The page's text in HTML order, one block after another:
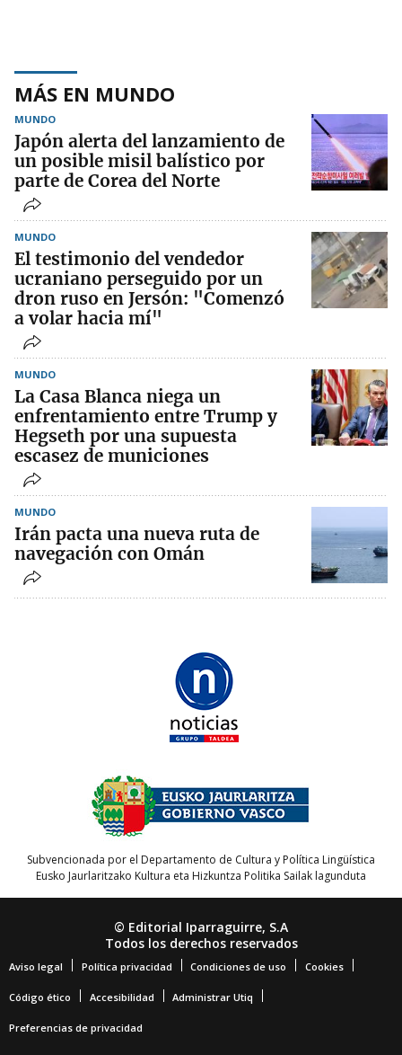
MÁS EN MUNDO
MUNDO
Japón alerta del lanzamiento de
un posible misil balístico por
parte de Corea del Norte
MUNDO
El testimonio del vendedor
ucraniano perseguido por un
dron ruso en Jersón: "Comenzó
a volar hacia mí"
MUNDO
La Casa Blanca niega un
enfrentamiento entre Trump y
Hegseth por una supuesta
escasez de municiones
MUNDO
Irán pacta una nueva ruta de
navegación con Omán
Subvencionada por el Departamento de Cultura y Política Lingüística
Eusko Jaurlaritzako Kultura eta Hizkuntza Politika Sailak lagunduta
© Editorial Iparraguirre, S.A
Todos los derechos reservados
Aviso legal Política privacidad Condiciones de uso Cookies
Código ético Accesibilidad Administrar Utiq
Preferencias de privacidad